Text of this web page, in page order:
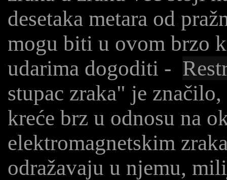
desetaka metara od
mogu biti u ovom brzo
udarima dogoditi -
stupac zraka" je
kreće brz u odnosu na
elektromagnetskim
odražavaju u njemu,